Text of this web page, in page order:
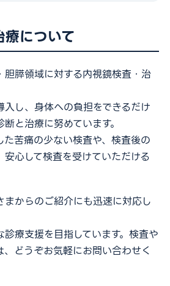
お問い合わせ
キャンセル・変更
212-8981
24時間救急応需
について
胆膵領域に対する内視鏡検査・治
し、身体への負担をできるだけ
と治療に努めています。
た苦痛の少ない検査や、検査後の
心して検査を受けていただける
からのご紹介にも迅速に対応し
療支援を目指しています。検査や
どうぞお気軽にお問い合わせく